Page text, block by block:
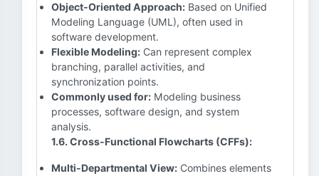
Object-Oriented Approach: Based on Unified
Modeling Language (UML), often used in
software development.
Flexible Modeling: Can represent complex
branching, parallel activities, and
synchronization points.
Commonly used for: Modeling business
processes, software design, and system
analysis.
1.6. Cross-Functional Flowcharts (CFFs):
Multi-Departmental View: Combines elements